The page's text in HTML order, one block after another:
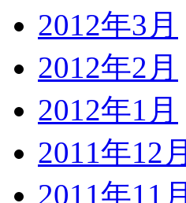
2012年3月
2012年2月
2012年1月
2011年12月
2011年11月